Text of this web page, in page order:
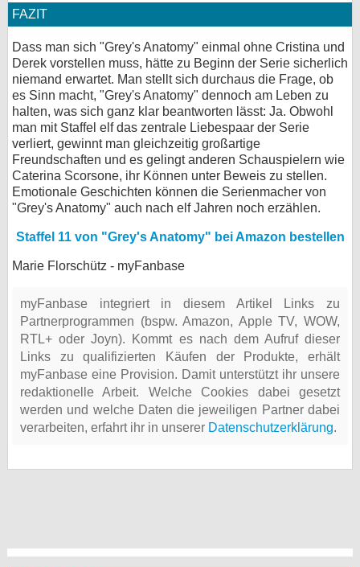
FAZIT
Dass man sich "Grey's Anatomy" einmal ohne Cristina und
Derek vorstellen muss, hätte zu Beginn der Serie sicherlich
niemand erwartet. Man stellt sich durchaus die Frage, ob
es Sinn macht, "Grey's Anatomy" dennoch am Leben zu
halten, was sich ganz klar beantworten lässt: Ja. Obwohl
man mit Staffel elf das zentrale Liebespaar der Serie
verliert, gewinnt man gleichzeitig großartige
Freundschaften und es gelingt anderen Schauspielern wie
Caterina Scorsone, ihr Können unter Beweis zu stellen.
Emotionale Geschichten können die Serienmacher von
"Grey's Anatomy" auch nach elf Jahren noch erzählen.
Staffel 11 von "Grey's Anatomy" bei Amazon bestellen
Marie Florschütz - myFanbase
myFanbase integriert in diesem Artikel Links zu
Partnerprogrammen (bspw. Amazon, Apple TV, WOW,
RTL+ oder Joyn). Kommt es nach dem Aufruf dieser
Links zu qualifizierten Käufen der Produkte, erhält
myFanbase eine Provision. Damit unterstützt ihr unsere
redaktionelle Arbeit. Welche Cookies dabei gesetzt
werden und welche Daten die jeweiligen Partner dabei
verarbeiten, erfahrt ihr in unserer Datenschutzerklärung.